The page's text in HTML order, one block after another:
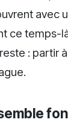
avec
ce temps-
: partir